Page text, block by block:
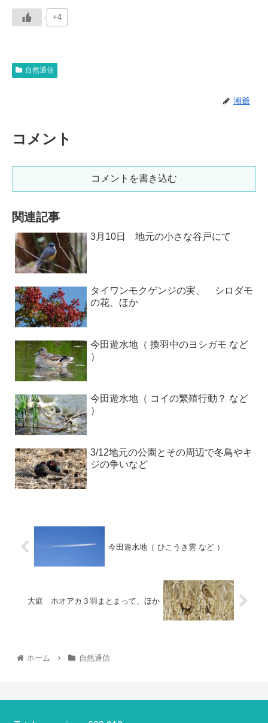
+4
自然通信
湘爺
コメント
コメントを書き込む
関連記事
3月10日 地元の小さな谷戸にて
タイワンモクゲンジの実、 シロダモ
の花、ほか
今田遊水地（ 換羽中のヨシガモ など
）
今田遊水地（ コイの繁殖行動？ など
）
3/12地元の公園とその周辺で冬鳥やキ
ジの争いなど
今田遊水地（ ひこうき雲 など ）
大庭 ホオアカ３羽まとまって、ほか
ホーム 自然通信